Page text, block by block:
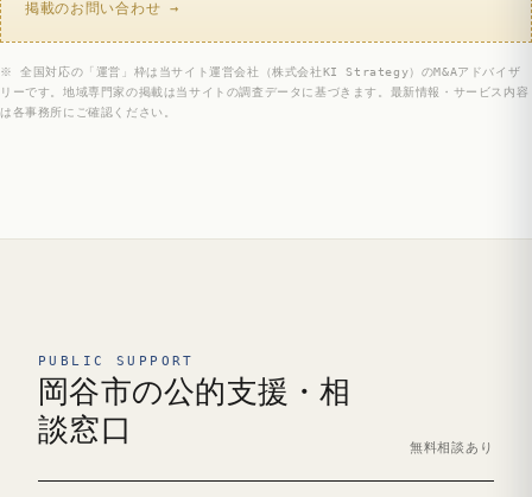
掲載のお問い合わせ →
※ 全国対応の「運営」枠は当サイト運営会社（株式会社KI Strategy）のM&Aアドバイザ
リーです。地域専門家の掲載は当サイトの調査データに基づきます。最新情報・サービス内容
は各事務所にご確認ください。
PUBLIC SUPPORT
岡谷市の公的支援・相
談窓口
無料相談あり